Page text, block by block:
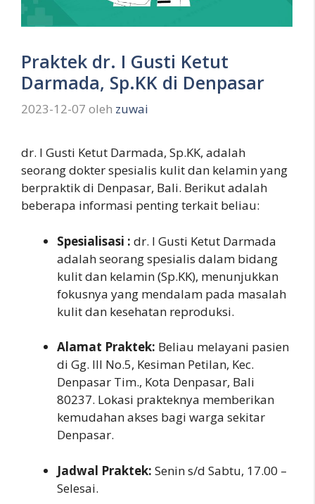
Praktek dr. I Gusti Ketut
Darmada, Sp.KK di Denpasar
2023-12-07 oleh zuwai
dr. I Gusti Ketut Darmada, Sp.KK, adalah
seorang dokter spesialis kulit dan kelamin yang
berpraktik di Denpasar, Bali. Berikut adalah
beberapa informasi penting terkait beliau:
Spesialisasi : dr. I Gusti Ketut Darmada
adalah seorang spesialis dalam bidang
kulit dan kelamin (Sp.KK), menunjukkan
fokusnya yang mendalam pada masalah
kulit dan kesehatan reproduksi.
Alamat Praktek: Beliau melayani pasien
di Gg. III No.5, Kesiman Petilan, Kec.
Denpasar Tim., Kota Denpasar, Bali
80237. Lokasi prakteknya memberikan
kemudahan akses bagi warga sekitar
Denpasar.
Jadwal Praktek: Senin s/d Sabtu, 17.00 –
Selesai.